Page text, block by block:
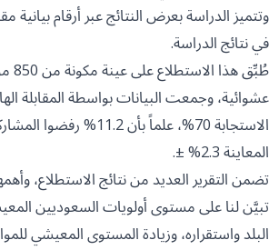
وتتميز الدراسة بعرض النتائج عبر أرقام
في نتائج الدراسة.
المعاينة 2.3% ±.
تضمن التقرير العديد من نتائج الاستطلاع،
تبيَّن لنا على مستوى أولويات السعوديين
البلد واستقراره، وزيادة المستوى المعيشي